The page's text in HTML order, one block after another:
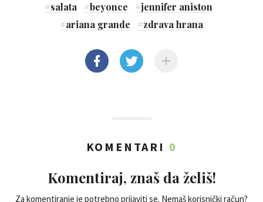
#salata #beyonce #jennifer aniston
#ariana grande #zdrava hrana
KOMENTARI 0
Komentiraj, znaš da želiš!
Za komentiranje je potrebno prijaviti se. Nemaš korisnički račun?